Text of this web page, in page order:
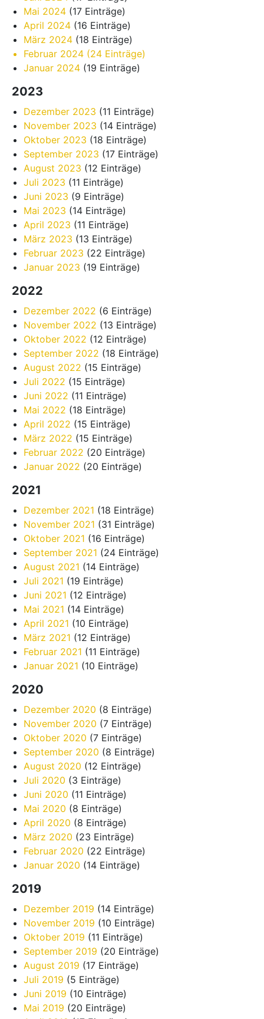
Mai 2024 (17 Einträge)
April 2024 (16 Einträge)
März 2024 (18 Einträge)
Februar 2024 (24 Einträge)
Januar 2024 (19 Einträge)
2023
Dezember 2023 (11 Einträge)
November 2023 (14 Einträge)
Oktober 2023 (18 Einträge)
September 2023 (17 Einträge)
August 2023 (12 Einträge)
Juli 2023 (11 Einträge)
Juni 2023 (9 Einträge)
Mai 2023 (14 Einträge)
April 2023 (11 Einträge)
März 2023 (13 Einträge)
Februar 2023 (22 Einträge)
Januar 2023 (19 Einträge)
2022
Dezember 2022 (6 Einträge)
November 2022 (13 Einträge)
Oktober 2022 (12 Einträge)
September 2022 (18 Einträge)
August 2022 (15 Einträge)
Juli 2022 (15 Einträge)
Juni 2022 (11 Einträge)
Mai 2022 (18 Einträge)
April 2022 (15 Einträge)
März 2022 (15 Einträge)
Februar 2022 (20 Einträge)
Januar 2022 (20 Einträge)
2021
Dezember 2021 (18 Einträge)
November 2021 (31 Einträge)
Oktober 2021 (16 Einträge)
September 2021 (24 Einträge)
August 2021 (14 Einträge)
Juli 2021 (19 Einträge)
Juni 2021 (12 Einträge)
Mai 2021 (14 Einträge)
April 2021 (10 Einträge)
März 2021 (12 Einträge)
Februar 2021 (11 Einträge)
Januar 2021 (10 Einträge)
2020
Dezember 2020 (8 Einträge)
November 2020 (7 Einträge)
Oktober 2020 (7 Einträge)
September 2020 (8 Einträge)
August 2020 (12 Einträge)
Juli 2020 (3 Einträge)
Juni 2020 (11 Einträge)
Mai 2020 (8 Einträge)
April 2020 (8 Einträge)
März 2020 (23 Einträge)
Februar 2020 (22 Einträge)
Januar 2020 (14 Einträge)
2019
Dezember 2019 (14 Einträge)
November 2019 (10 Einträge)
Oktober 2019 (11 Einträge)
September 2019 (20 Einträge)
August 2019 (17 Einträge)
Juli 2019 (5 Einträge)
Juni 2019 (10 Einträge)
Mai 2019 (20 Einträge)